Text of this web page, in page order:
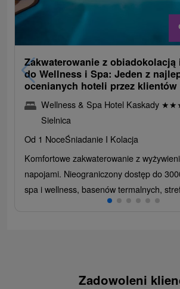
Zakwaterowanie z obiadokolacją
do Wellness i Spa: Jeden z
ocenianych hoteli przez klientów
Wellness & Spa Hotel Kaskady ★★
Sielnica
Od 1 NoceŚniadanie I Kolacja
Komfortowe zakwaterowanie z
napojami. Nieograniczony dostęp do
spa i wellness, basenów termalnych,
Zadowoleni